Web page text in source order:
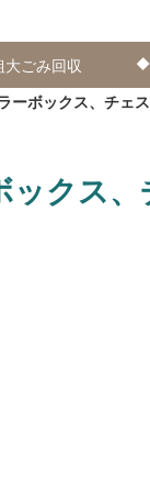
大ごみ回収
ーボックス、チェ
ックス